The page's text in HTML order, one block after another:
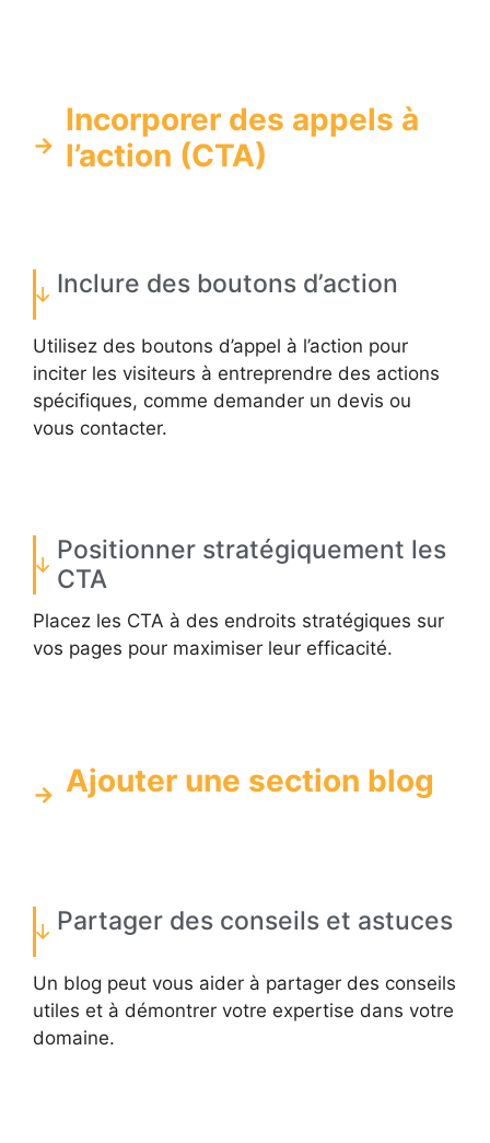
Incorporer des appels à
l’action (CTA)
Inclure des boutons d’action
Utilisez des boutons d’appel à l’action pour
inciter les visiteurs à entreprendre des actions
spécifiques, comme demander un devis ou
vous contacter.
Positionner stratégiquement les
CTA
Placez les CTA à des endroits stratégiques sur
vos pages pour maximiser leur efficacité.
Ajouter une section blog
Partager des conseils et astuces
Un blog peut vous aider à partager des conseils
utiles et à démontrer votre expertise dans votre
domaine.